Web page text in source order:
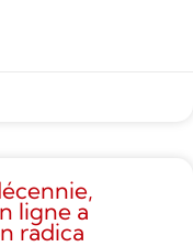
ligne a
radica